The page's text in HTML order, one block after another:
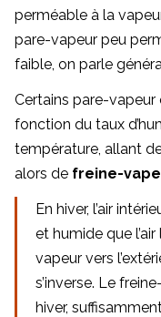
perméable à la
pare-vapeur peu
faible, on parle
Certains pare-vapeur
fonction du taux
température, allant
alors de freine-
En hiver, l’air
et humide que l’air
vapeur vers
s’inverse. Le
hiver,